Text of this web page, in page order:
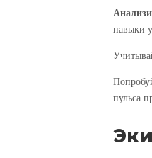
навыки
пульса